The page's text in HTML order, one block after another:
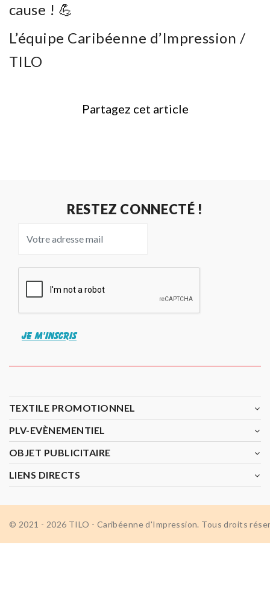
cause ! 💪
L’équipe Caribéenne d’Impression /
TILO
Partagez cet article
RESTEZ CONNECTÉ !
JE M'INSCRIS
TEXTILE PROMOTIONNEL
PLV-EVÈNEMENTIEL
OBJET PUBLICITAIRE
LIENS DIRECTS
© 2021 - 2026 TILO - Caribéenne d'Impression. Tous droits